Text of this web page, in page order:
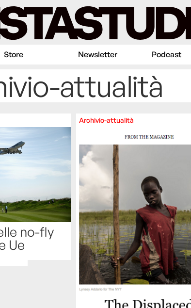
Store Newsletter Podcast
attualità
no-fly
Ue
Archivio-attualità